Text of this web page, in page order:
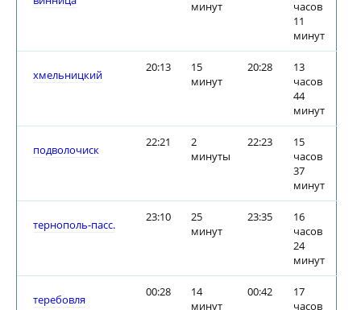
минут
часов
11
минут
хмельницкий
20:13
15
минут
20:28
13
часов
44
минут
подволочиск
22:21
2
минуты
22:23
15
часов
37
минут
тернополь-пасс.
23:10
25
минут
23:35
16
часов
24
минут
теребовля
00:28
14
минут
00:42
17
часов